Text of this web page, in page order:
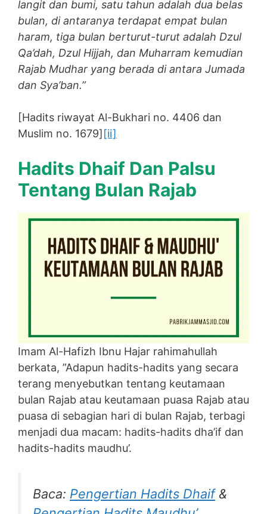
langit dan bumi, satu tahun adalah dua belas
bulan, di antaranya terdapat empat bulan
haram, tiga bulan berturut-turut adalah Dzul
Qa’dah, Dzul Hijjah, dan Muharram kemudian
Rajab Mudhar yang berada di antara Jumada
dan Sya’ban.”
[Hadits riwayat Al-Bukhari no. 4406 dan
Muslim no. 1679] [ii]
Hadits Dhaif Dan Palsu
Tentang Bulan Rajab
Imam Al-Hafizh Ibnu Hajar rahimahullah
berkata, ”Adapun hadits-hadits yang secara
terang menyebutkan tentang keutamaan
bulan Rajab atau keutamaan puasa Rajab atau
puasa di sebagian hari di bulan Rajab, terbagi
menjadi dua macam: hadits-hadits dha’if dan
hadits-hadits maudhu’.
Baca: Pengertian Hadits Dhaif&